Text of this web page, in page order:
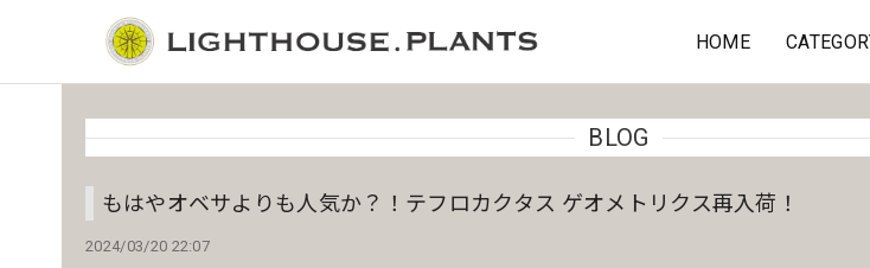
HOME
BLOG
もはやオベサよりも人気か？！テフロカクタス ゲオメトリクス再入荷！
2024/03/20 22:07